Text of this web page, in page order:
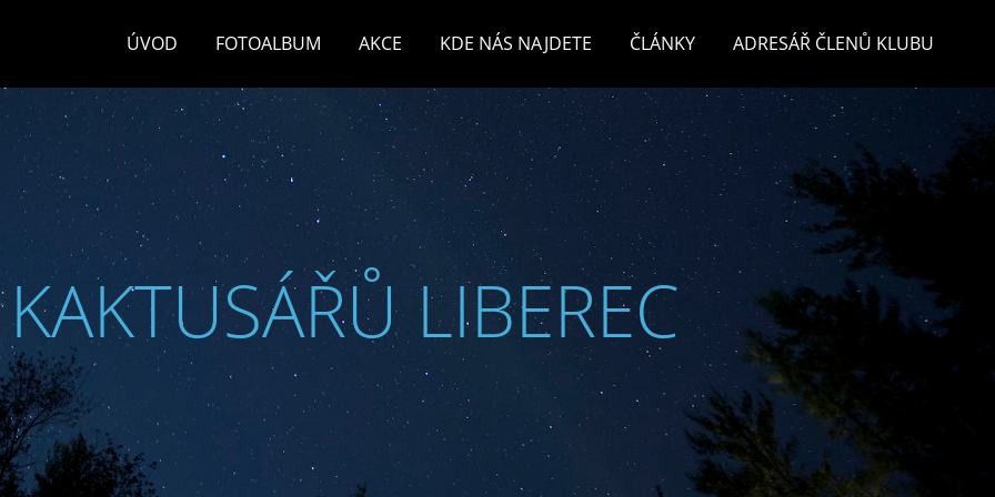
ÚVOD FOTOALBUM AKCE KDE NÁS NAJDETE ČLÁNKY ADRESÁŘ ČLENŮ KLUBU
LIBEREC